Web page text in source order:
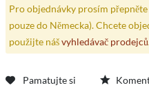
Pro objednávky prosím
pouze do Německa). Chcete
použijte nášvyhledávač prodejců
Pamatujte si